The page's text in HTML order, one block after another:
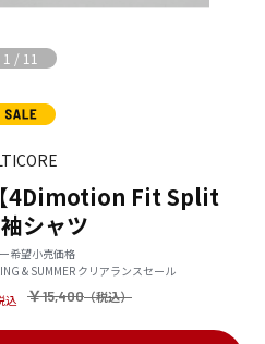
1 / 11
4Dimotion Fit Split
シャツ
希望小売価格
& SUMMER クリアランスセール
￥15,400